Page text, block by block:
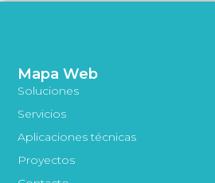
Mapa Web
Soluciones
Servicios
Aplicaciones técnicas
Proyectos